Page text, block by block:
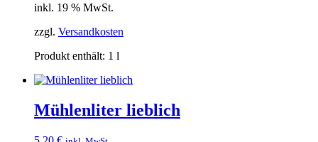
inkl. 19 % MwSt.
zzgl. Versandkosten
Produkt enthält: 1 l
Mühlenliter lieblich